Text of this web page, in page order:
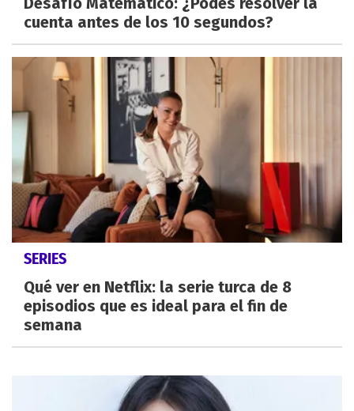
cuenta antes de los 10 segundos?
SERIES
Qué ver en Netflix: la serie turca de 8
episodios que es ideal para el fin de
semana